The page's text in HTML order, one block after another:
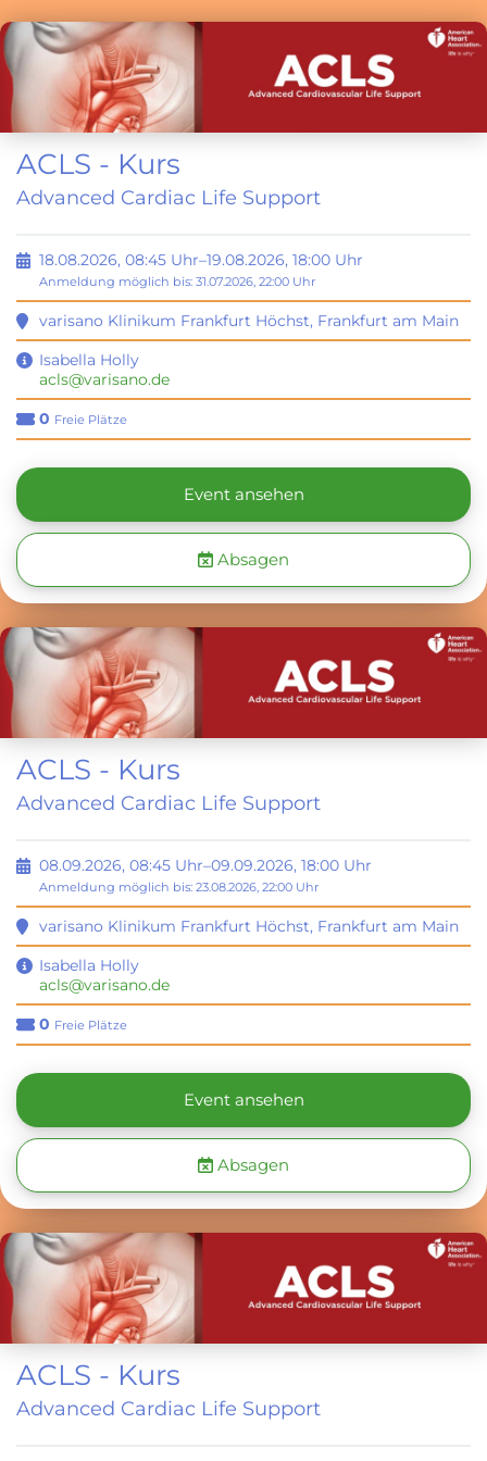
ACLS - Kurs
Advanced Cardiac Life Support
18.08.2026, 08:45 Uhr–19.08.2026, 18:00 Uhr
Anmeldung möglich bis: 31.07.2026, 22:00 Uhr
varisano Klinikum Frankfurt Höchst, Frankfurt am Main
Isabella Holly
acls@varisano.de
0 Freie Plätze
Event ansehen
Absagen
ACLS - Kurs
Advanced Cardiac Life Support
08.09.2026, 08:45 Uhr–09.09.2026, 18:00 Uhr
Anmeldung möglich bis: 23.08.2026, 22:00 Uhr
varisano Klinikum Frankfurt Höchst, Frankfurt am Main
Isabella Holly
acls@varisano.de
0 Freie Plätze
Event ansehen
Absagen
ACLS - Kurs
Advanced Cardiac Life Support